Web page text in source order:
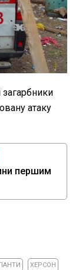
загарбники
атаку
першим
ХЕРСОН